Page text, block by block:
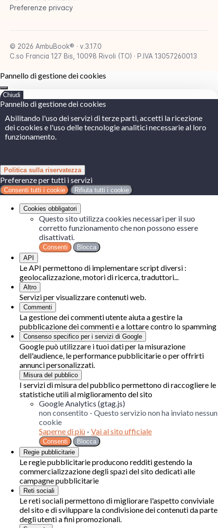
Preferenze privacy
© 2026 AmbuBook® · v.3.17.0
C.so Francia 127 Bis, 10098 Rivoli (TO) · P.IVA 13057260013
Pannello di gestione dei cookies
Chiudi
Pannello di gestione dei cookies
Abilitando l'uso dei servizi di terze parti, accetti la ricezione
dei cookies e l'uso delle tecnologie analitici necessarie al loro
funzionamento.
Politica sulla riservatezza
Preferenze per tutti i servizi
Consenti tutti i cookie Rifiuta tutti i cookie
Cookies obbligatori
Questo sito utilizza cookies necessari per il suo
corretto funzionamento che non possono essere
disattivati.
Consenti
Blocca
API
Le API permettono di implementare script diversi :
geolocalizzazione, motori di ricerca, traduttori...
Altro
Servizi per visualizzare contenuti web.
Commenti
La gestione dei commenti utente aiuta a gestire la
pubblicazione dei commenti e a lottare contro lo spamming
Consenso specifico per i servizi di Google
Google può utilizzare i tuoi dati per la misurazione
dell'audience, le performance pubblicitarie o per offrirti
annunci personalizzati.
Misura del pubblico
I servizi di misura del pubblico permettono di raccogliere le
statistiche utili al miglioramento del sito
Google Analytics (gtag.js)
non consentito - Questo servizio non ha inviato nessun
cookie
Saperne di più - Vai al sito ufficiale
Consenti
Blocca
Regie pubblicitarie
Le regie pubblicitarie producono redditi gestendo la
commercializzazione degli spazi del sito dedicati alle
campagne pubblicitarie
Reti sociali
Le reti sociali permettono di migliorare l'aspetto conviviale
del sito e di sviluppare la condivisione dei contenuti da parte
degli utenti a fini promozionali.